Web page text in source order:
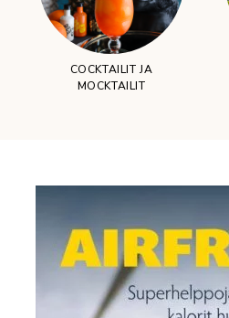
COCKTAILIT JA
MOCKTAILIT